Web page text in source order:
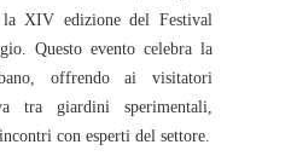
la XIV edizione del Festival
Questo evento celebra la
offrendo ai visitatori
tra giardini sperimentali,
con esperti del settore.